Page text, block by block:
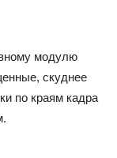
модулю
скуднее
по краям кадра